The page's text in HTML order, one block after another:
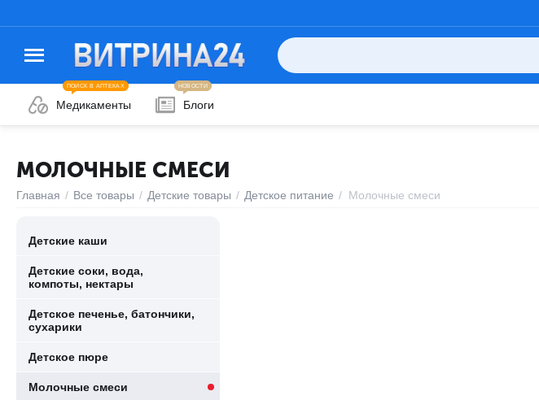
Медикаменты
ПОИСК В АПТЕКАХ
Блоги
НОВОСТИ
МОЛОЧНЫЕ СМЕСИ
Главная / Все товары / Детские товары / Детское питание / Молочные смеси
Детские каши
Детские соки, вода,
компоты, нектары
Детское печенье, батончики,
сухарики
Детское пюре
Молочные смеси